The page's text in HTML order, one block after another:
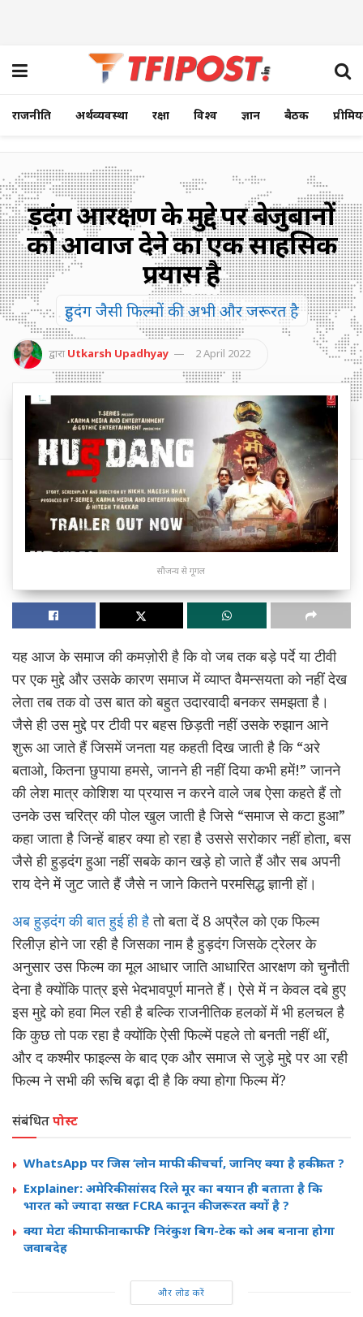
राजनीति अर्थव्यवस्था रक्षा विश्व ज्ञान बैठक
हुड़दंग आरक्षण के मुद्दे पर बेजुबानों
को आवाज देने का एक साहसिक
प्रयास है
हुड़दंग जैसी फिल्मों की अभी और जरूरत है
द्वारा Utkarsh Upadhyay 2 April 2022
सौजन्य से गूगल
यह आज के समाज की कमज़ोरी है कि वो जब तक बड़े पर्दे या टीवी
पर एक मुद्दे और उसके कारण समाज में व्याप्त वैमन्सयता को नहीं देख
लेता तब तक वो उस बात को बहुत उदारवादी बनकर समझता है।
जैसे ही उस मुद्दे पर टीवी पर बहस छिड़ती नहीं उसके रुझान आने
शुरू आ जाते हैं जिसमें जनता यह कहती दिख जाती है कि “अरे
बताओ, कितना छुपाया हमसे, जानने ही नहीं दिया कभी हमें!” जानने
की लेश मात्र कोशिश या प्रयास न करने वाले जब ऐसा कहते हैं तो
उनके उस चरित्र की पोल खुल जाती है जिसे “समाज से कटा हुआ”
कहा जाता है जिन्हें बाहर क्या हो रहा है उससे सरोकार नहीं होता, बस
जैसे ही हुड़दंग हुआ नहीं सबके कान खड़े हो जाते हैं और सब अपनी
राय देने में जुट जाते हैं जैसे न जाने कितने परमसिद्ध ज्ञानी हों।
अब हुड़दंग की बात हुई ही हैतो बता दें 8 अप्रैल को एक फिल्म
रिलीज़ होने जा रही है जिसका नाम है हुड़दंग जिसके ट्रेलर के
अनुसार उस फिल्म का मूल आधार जाति आधारित आरक्षण को चुनौती
देना है क्योंकि पात्र इसे भेदभावपूर्ण मानते हैं। ऐसे में न केवल दबे हुए
इस मुद्दे को हवा मिल रही है बल्कि राजनीतिक हलकों में भी हलचल है
कि कुछ तो पक रहा है क्योंकि ऐसी फिल्में पहले तो बनती नहीं थीं,
और द कश्मीर फाइल्स के बाद एक और समाज से जुड़े मुद्दे पर आ रही
फिल्म ने सभी की रूचि बढ़ा दी है कि क्या होगा फिल्म में?
संबंधितपोस्ट
WhatsApp पर जिस ‘लोन माफी’ की चर्चा, जानिए क्या है हकीकत ?
Explainer: अमेरिकी सांसद रिले मूर का बयान ही बताता है कि
भारत को ज्यादा सख्त FCRA कानून की जरूरत क्यों है ?
क्या मेटा की माफी नाकाफी? निरंकुश बिग-टेक को अब बनाना होगा
जवाबदेह
और लोड करें